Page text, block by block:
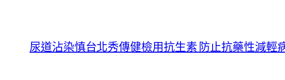
尿道沾染慎台北秀傳健檢用抗生素 防止抗藥性減輕